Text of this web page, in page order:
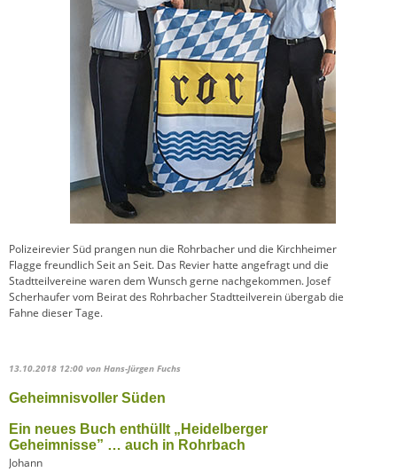
Polizeirevier Süd prangen nun die Rohrbacher und die Kirchheimer
Flagge freundlich Seit an Seit. Das Revier hatte angefragt und die
Stadtteilvereine waren dem Wunsch gerne nachgekommen. Josef
Scherhaufer vom Beirat des Rohrbacher Stadtteilverein übergab die
Fahne dieser Tage.
13.10.2018 12:00 von Hans-Jürgen Fuchs
Geheimnisvoller Süden
Ein neues Buch enthüllt „Heidelberger
Geheimnisse” … auch in Rohrbach
Johann